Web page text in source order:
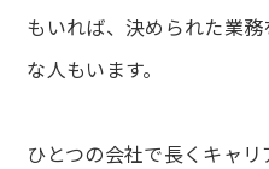
もいれば、決められた業
な人もいます。
ひとつの会社で長くキャリ